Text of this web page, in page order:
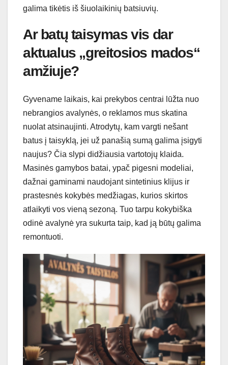
galima tikėtis iš šiuolaikinių batsiuvių.
Ar batų taisymas vis dar
aktualus „greitosios mados“
amžiuje?
Gyvename laikais, kai prekybos centrai lūžta nuo
nebrangios avalynės, o reklamos mus skatina
nuolat atsinaujinti. Atrodytų, kam vargti nešant
batus į taisyklą, jei už panašią sumą galima įsigyti
naujus? Čia slypi didžiausia vartotojų klaida.
Masinės gamybos batai, ypač pigesni modeliai,
dažnai gaminami naudojant sintetinius klijus ir
prastesnės kokybės medžiagas, kurios skirtos
atlaikyti vos vieną sezoną. Tuo tarpu kokybiška
odinė avalynė yra sukurta taip, kad ją būtų galima
remontuoti.